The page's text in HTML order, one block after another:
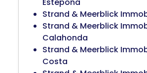
Strand & Meerblick
Strand & Meerblick
Calahonda
Strand & Meerblick
Costa